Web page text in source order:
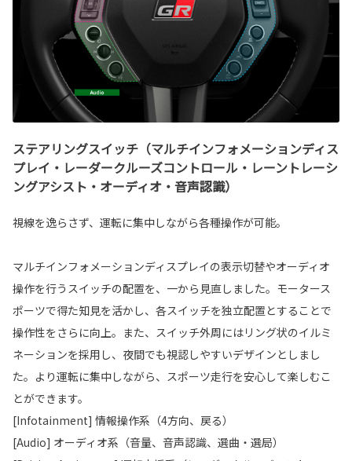
ステアリングスイッチ（マルチインフォメーションディス
プレイ・レーダークルーズコントロール・レーントレーシ
ングアシスト・オーディオ・音声認識）
視線を逸らさず、運転に集中しながら各種操作が可能。
マルチインフォメーションディスプレイの表示切替やオーディオ
操作を行うスイッチの配置を、一から見直しました。モータース
ポーツで得た知見を活かし、各スイッチを独立配置とすることで
操作性をさらに向上。また、スイッチ外周にはリング状のイルミ
ネーションを採用し、夜間でも視認しやすいデザインとしまし
た。より運転に集中しながら、スポーツ走行を安心して楽しむこ
とができます。
[Infotainment] 情報操作系（4方向、戻る）
[Audio] オーディオ系（音量、音声認識、選曲・選局）